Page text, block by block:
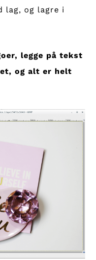
lag, og lagre i
legge på tekst
og alt er helt